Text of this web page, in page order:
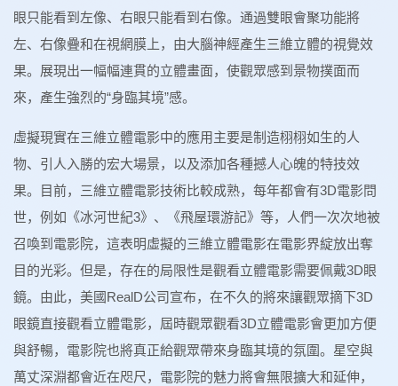
眼只能看到左像、右眼只能看到右像。通過雙眼會聚功能將
左、右像疊和在視網膜上，由大腦神經產生三維立體的視覺效
果。展現出一幅幅連貫的立體畫面，使觀眾感到景物撲面而
來，產生強烈的“身臨其境”感。
虛擬現實在三維立體電影中的應用主要是制造栩栩如生的人
物、引人入勝的宏大場景，以及添加各種撼人心魄的特技效
果。目前，三維立體電影技術比較成熟，每年都會有3D電影問
世，例如《冰河世紀3》、《飛屋環游記》等，人們一次次地被
召喚到電影院，這表明虛擬的三維立體電影在電影界綻放出奪
目的光彩。但是，存在的局限性是觀看立體電影需要佩戴3D眼
鏡。由此，美國RealD公司宣布，在不久的將來讓觀眾摘下3D
眼鏡直接觀看立體電影，屆時觀眾觀看3D立體電影會更加方便
與舒暢，電影院也將真正給觀眾帶來身臨其境的氛圍。星空與
萬丈深淵都會近在咫尺，電影院的魅力將會無限擴大和延伸，